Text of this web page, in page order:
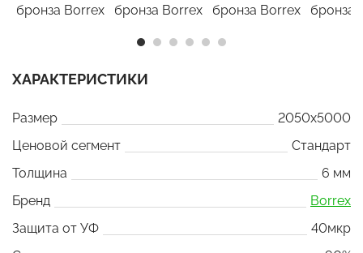
ХАРАКТЕРИСТИКИ
Размер
2050x5000
Ценовой сегмент
Стандарт
Толщина
6 мм
Бренд
Borrex
Защита от УФ
40мкр